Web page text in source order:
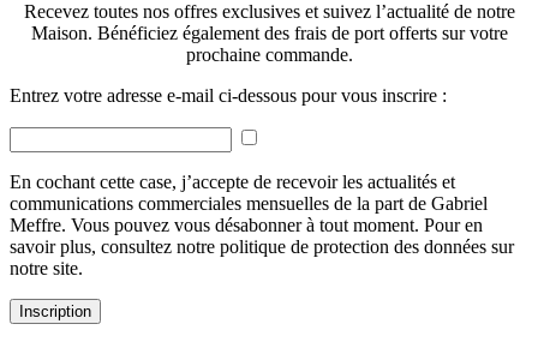
Recevez toutes nos offres exclusives et suivez l’actualité de notre
Maison. Bénéficiez également des frais de port offerts sur votre
prochaine commande.
Entrez votre adresse e-mail ci-dessous pour vous inscrire :
En cochant cette case, j’accepte de recevoir les actualités et
communications commerciales mensuelles de la part de Gabriel
Meffre. Vous pouvez vous désabonner à tout moment. Pour en
savoir plus, consultez notre politique de protection des données sur
notre site.
Inscription